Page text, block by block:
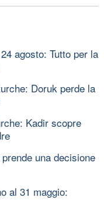
agosto: Tutto per la
Doruk perde la
Kadir scopre
una decisione
al 31 maggio: